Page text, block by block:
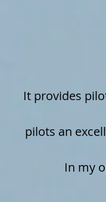
It provides
pilots an
In my